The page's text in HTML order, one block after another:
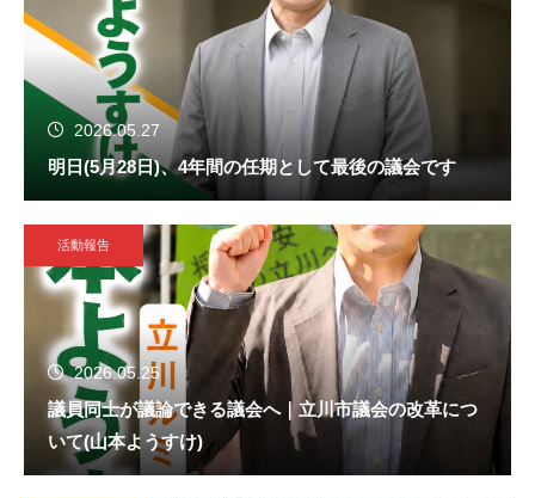
2026.05.27
明日(5月28日)、4年間の任期として最後の議会です
活動報告
2026.05.25
議員同士が議論できる議会へ｜立川市議会の改革につ
いて(山本ようすけ)